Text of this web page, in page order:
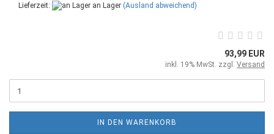
Lieferzeit: an Lager (Ausland abweichend)
93,99 EUR
inkl. 19% MwSt. zzgl. Versand
IN DEN WARENKORB